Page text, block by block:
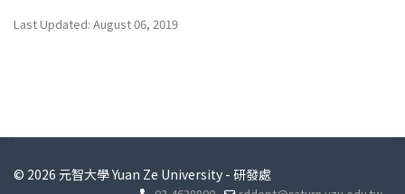
Last Updated: August 06, 2019
© 2026 元智大學 Yuan Ze University - 研發處